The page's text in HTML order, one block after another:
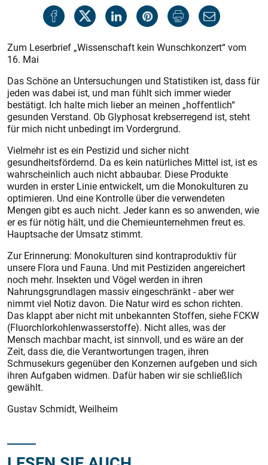
Zum Leserbrief „Wissenschaft kein Wunschkonzert“ vom
16. Mai
Das Schöne an Untersuchungen und Statistiken ist, dass für
jeden was dabei ist, und man fühlt sich immer wieder
bestätigt. Ich halte mich lieber an meinen „hoffentlich“
gesunden Verstand. Ob Glyphosat krebserregend ist, steht
für mich nicht unbedingt im Vordergrund.
Vielmehr ist es ein Pestizid und sicher nicht
gesundheitsfördernd. Da es kein natürliches Mittel ist, ist es
wahrscheinlich auch nicht abbaubar. Diese Produkte
wurden in erster Linie entwickelt, um die Monokulturen zu
optimieren. Und eine Kontrolle über die verwendeten
Mengen gibt es auch nicht. Jeder kann es so anwenden, wie
er es für nötig hält, und die Chemieunternehmen freut es.
Hauptsache der Umsatz stimmt.
Zur Erinnerung: Monokulturen sind kontraproduktiv für
unsere Flora und Fauna. Und mit Pestiziden angereichert
noch mehr. Insekten und Vögel werden in ihren
Nahrungsgrundlagen massiv eingeschränkt - aber wer
nimmt viel Notiz davon. Die Natur wird es schon richten.
Das klappt aber nicht mit unbekannten Stoffen, siehe FCKW
(Fluorchlorkohlenwasserstoffe). Nicht alles, was der
Mensch machbar macht, ist sinnvoll, und es wäre an der
Zeit, dass die, die Verantwortungen tragen, ihren
Schmusekurs gegenüber den Konzernen aufgeben und sich
ihren Aufgaben widmen. Dafür haben wir sie schließlich
gewählt.
Gustav Schmidt, Weilheim